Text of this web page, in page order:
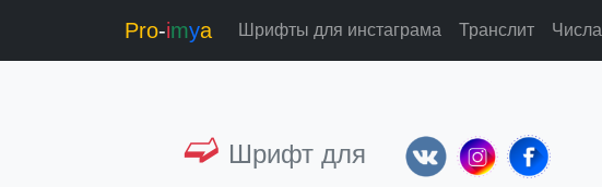
Pro-imya Шрифты для инстаграма Транслит Числа
➫ Шрифт для